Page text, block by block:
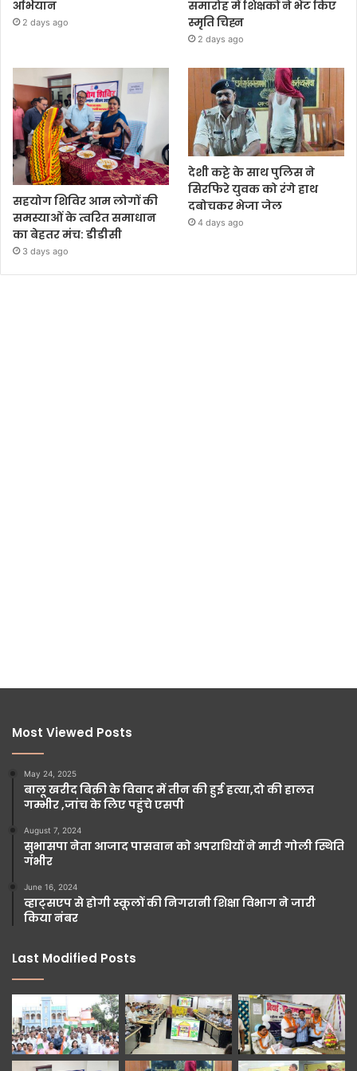
अभियान
2 days ago
समारोह में शिक्षकों ने भेंट किए
स्मृति चिह्न
2 days ago
सहयोग शिविर आम लोगों की
समस्याओं के त्वरित समाधान
का बेहतर मंच: डीडीसी
3 days ago
देशी कट्टे के साथ पुलिस ने
सिरफिरे युवक को रंगे हाथ
दबोचकर भेजा जेल
4 days ago
Most Viewed Posts
May 24, 2025
बालू खरीद बिक्री के विवाद में तीन की हुई हत्या,दो की हालत
गम्भीर ,जांच के लिए पहुंचे एसपी
August 7, 2024
सुभासपा नेता आजाद पासवान को अपराधियों ने मारी गोली स्थिति
गंभीर
June 16, 2024
व्हाट्सएप से होगी स्कूलों की निगरानी शिक्षा विभाग ने जारी
किया नंबर
Last Modified Posts